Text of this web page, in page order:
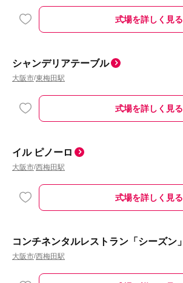
式場を詳しく見る
シャンデリアテーブル
大阪市/東梅田駅
式場を詳しく見る
イル ピノーロ
大阪市/西梅田駅
式場を詳しく見る
コンチネンタルレストラン「シーズン」
大阪市/西梅田駅